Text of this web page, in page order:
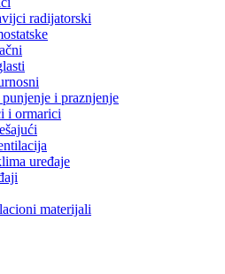
radijatorski
punjenje i praznjenje
i ormarici
uređaje
materijali